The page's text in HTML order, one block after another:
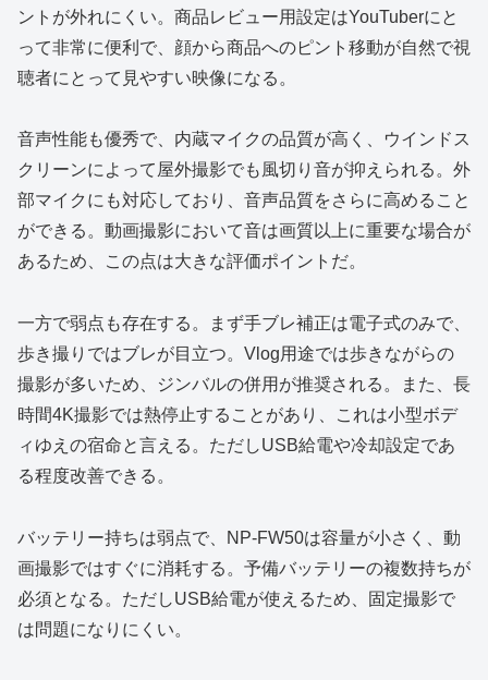
ントが外れにくい。商品レビュー用設定はYouTuberにと
って非常に便利で、顔から商品へのピント移動が自然で視
聴者にとって見やすい映像になる。
音声性能も優秀で、内蔵マイクの品質が高く、ウインドス
クリーンによって屋外撮影でも風切り音が抑えられる。外
部マイクにも対応しており、音声品質をさらに高めること
ができる。動画撮影において音は画質以上に重要な場合が
あるため、この点は大きな評価ポイントだ。
一方で弱点も存在する。まず手ブレ補正は電子式のみで、
歩き撮りではブレが目立つ。Vlog用途では歩きながらの
撮影が多いため、ジンバルの併用が推奨される。また、長
時間4K撮影では熱停止することがあり、これは小型ボデ
ィゆえの宿命と言える。ただしUSB給電や冷却設定であ
る程度改善できる。
バッテリー持ちは弱点で、NP‑FW50は容量が小さく、動
画撮影ではすぐに消耗する。予備バッテリーの複数持ちが
必須となる。ただしUSB給電が使えるため、固定撮影で
は問題になりにくい。